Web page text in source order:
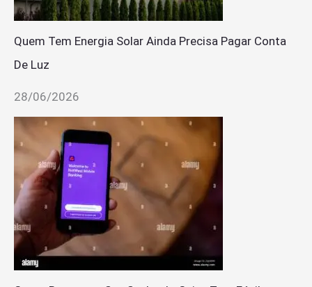
Quem Tem Energia Solar Ainda Precisa Pagar Conta
De Luz
28/06/2026